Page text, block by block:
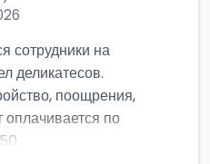
сотрудники на
деликатесов.
поощрения,
по